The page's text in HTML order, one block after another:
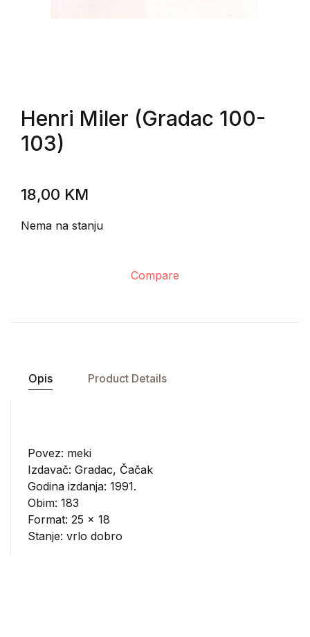
Henri Miler (Gradac 100-
103)
18,00 KM
Nema na stanju
Compare
Opis Product Details
Povez: meki
Izdavač: Gradac, Čačak
Godina izdanja: 1991.
Obim: 183
Format: 25 x 18
Stanje: vrlo dobro